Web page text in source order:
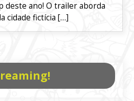
deste ano! O trailer aborda
cidade fictícia […]